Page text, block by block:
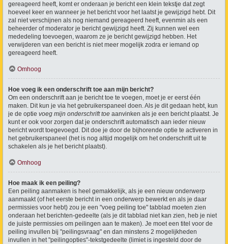
gereageerd heeft, komt er onderaan je bericht een klein tekstje dat zegt
hoeveel keer en wanneer je het bericht voor het laatst je gewijzigd hebt. Dit
zal niet verschijnen als nog niemand gereageerd heeft, evenmin als een
beheerder of moderator je bericht gewijzigd heeft. Zij kunnen wel een
mededeling toevoegen, waarom ze je bericht gewijzigd hebben. Het
verwijderen van een bericht is niet meer mogelijk zodra er iemand op
gereageerd heeft.
Omhoog
Hoe voeg ik een onderschrift toe aan mijn bericht?
Om een onderschrift aan je bericht toe te voegen, moet je er eerst één
maken. Dit kun je via het gebruikerspaneel doen. Als je dit gedaan hebt, kun
je de optie voeg mijn onderschrift toe aanvinken als je een bericht plaatst. Je
kunt er ook voor zorgen dat je onderschrift automatisch aan ieder nieuw
bericht wordt toegevoegd. Dit doe je door de bijhorende optie te activeren in
het gebruikerspaneel (het is nog altijd mogelijk om het onderschrift uit te
schakelen als je het bericht plaatst).
Omhoog
Hoe maak ik een peiling?
Een peiling aanmaken is heel gemakkelijk, als je een nieuw onderwerp
aanmaakt (of het eerste bericht in een onderwerp bewerkt en als je daar
permissies voor hebt) zou je een "voeg peiling toe" tabblad moeten zien
onderaan het berichten-gedeelte (als je dit tabblad niet kan zien, heb je niet
de juiste permissies om peilingen aan te maken). Je moet een titel voor de
peiling invullen bij "peilingsvraag" en dan minstens 2 mogelijkheden
invullen in het "peilingopties"-tekstgedeelte (limiet is ingesteld door de